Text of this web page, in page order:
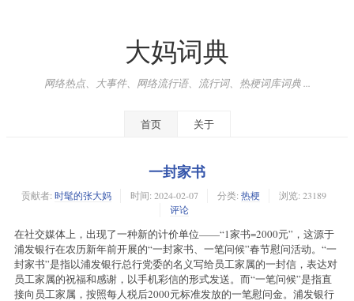
大妈词典
网络热点、大事件、网络流行语、流行词、热梗词库词典 ...
首页 关于
一封家书
贡献者: 时髦的张大妈 时间: 2024-02-07 分类: 热梗
浏览: 23189
评论
在社交媒体上，出现了一种新的计价单位——“1家书=2000元”，这源于
浦发银行在农历新年前开展的“一封家书、一笔问候”春节慰问活动。“一
封家书”是指以浦发银行总行党委的名义写给员工家属的一封信，表达对
员工家属的祝福和感谢，以手机彩信的形式发送。而“一笔问候”是指直
接向员工家属，按照每人税后2000元标准发放的一笔慰问金。浦发银行